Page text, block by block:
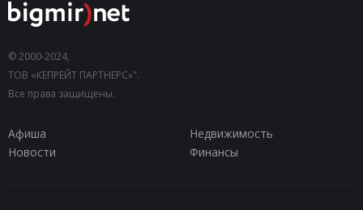
© 2000-2024,
ТОВ «КЕПРЕЙТ ПАРТНЕРС»".
Все права защищены.
Афиша
Недвижимость
Новости
Финансы